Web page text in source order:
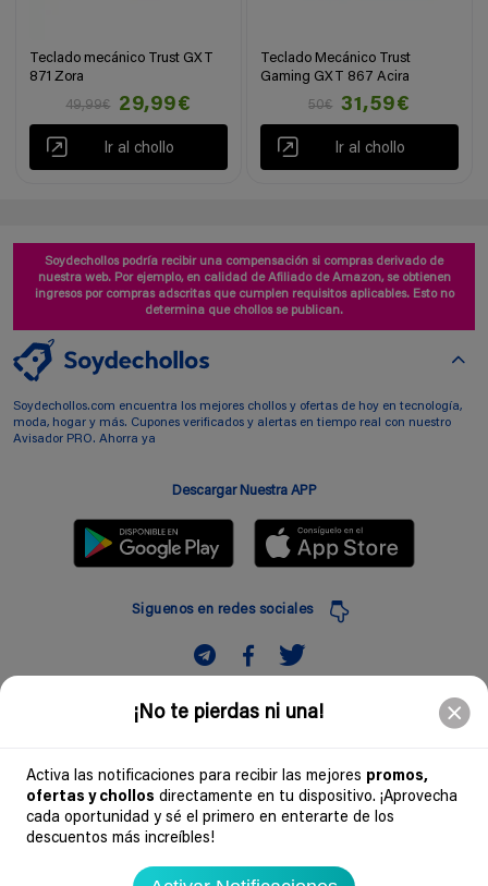
¡No te pierdas ni una!
Activa las notificaciones para recibir las mejores promos,
ofertas y chollos directamente en tu dispositivo. ¡Aprovecha
cada oportunidad y sé el primero en enterarte de los
descuentos más increíbles!
Teclado mecánico Trust GXT
871 Zora
49,99€
29,99€
Ir al chollo
Teclado Mecánico Trust
Gaming GXT 867 Acira
50€
31,59€
Ir al chollo
Soydechollos podría recibir una compensación si compras derivado de
nuestra web. Por ejemplo, en calidad de Afiliado de Amazon, se obtienen
ingresos por compras adscritas que cumplen requisitos aplicables. Esto no
determina que chollos se publican.
Soydechollos.com encuentra los mejores chollos y ofertas de hoy en tecnología,
moda, hogar y más. Cupones verificados y alertas en tiempo real con nuestro
Avisador PRO. Ahorra ya
Descargar Nuestra APP
Siguenos en redes sociales
Suscribir